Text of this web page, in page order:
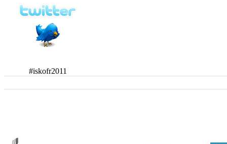
#iskofr2011